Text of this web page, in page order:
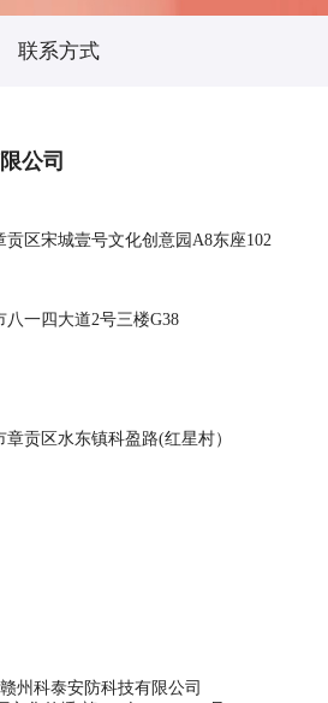
联系方式
公司
区宋城壹号文化创意园A8东座102
一四大道2号三楼G38
贡区水东镇科盈路(红星村）
州科泰安防科技有限公司